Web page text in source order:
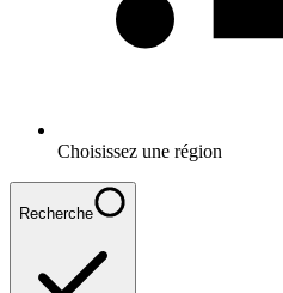
Choisissez une région
Recherche